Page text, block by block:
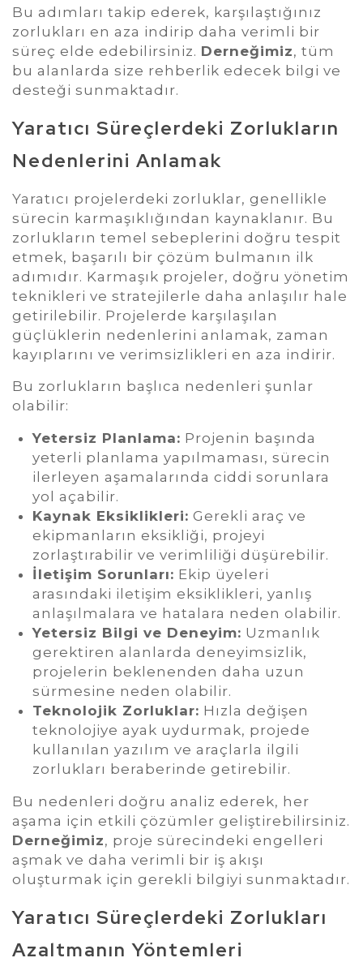
Bu adımları takip ederek, karşılaştığınız
zorlukları en aza indirip daha verimli bir
süreç elde edebilirsiniz. Derneğimiz, tüm
bu alanlarda size rehberlik edecek bilgi ve
desteği sunmaktadır.
Yaratıcı Süreçlerdeki Zorlukların
Nedenlerini Anlamak
Yaratıcı projelerdeki zorluklar, genellikle
sürecin karmaşıklığından kaynaklanır. Bu
zorlukların temel sebeplerini doğru tespit
etmek, başarılı bir çözüm bulmanın ilk
adımıdır. Karmaşık projeler, doğru yönetim
teknikleri ve stratejilerle daha anlaşılır hale
getirilebilir. Projelerde karşılaşılan
güçlüklerin nedenlerini anlamak, zaman
kayıplarını ve verimsizlikleri en aza indirir.
Bu zorlukların başlıca nedenleri şunlar
olabilir:
Yetersiz Planlama: Projenin başında
yeterli planlama yapılmaması, sürecin
ilerleyen aşamalarında ciddi sorunlara
yol açabilir.
Kaynak Eksiklikleri: Gerekli araç ve
ekipmanların eksikliği, projeyi
zorlaştırabilir ve verimliliği düşürebilir.
İletişim Sorunları: Ekip üyeleri
arasındaki iletişim eksiklikleri, yanlış
anlaşılmalara ve hatalara neden olabilir.
Yetersiz Bilgi ve Deneyim: Uzmanlık
gerektiren alanlarda deneyimsizlik,
projelerin beklenenden daha uzun
sürmesine neden olabilir.
Teknolojik Zorluklar: Hızla değişen
teknolojiye ayak uydurmak, projede
kullanılan yazılım ve araçlarla ilgili
zorlukları beraberinde getirebilir.
Bu nedenleri doğru analiz ederek, her
aşama için etkili çözümler geliştirebilirsiniz.
Derneğimiz, proje sürecindeki engelleri
aşmak ve daha verimli bir iş akışı
oluşturmak için gerekli bilgiyi sunmaktadır.
Yaratıcı Süreçlerdeki Zorlukları
Azaltmanın Yöntemleri